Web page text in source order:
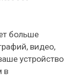
больше
видео,
устройство
в